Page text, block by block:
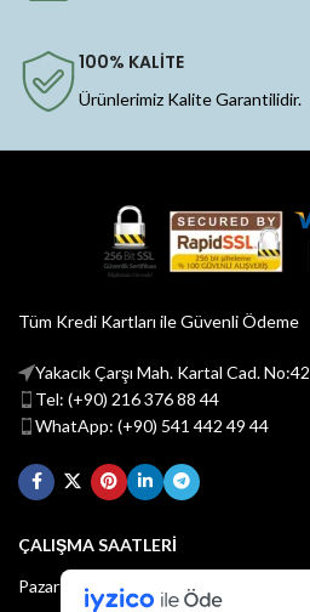
100% KALİTE
Ürünlerimiz Kalite Garantilidir.
Tüm Kredi Kartları ile Güvenli Ödeme
Yakacık Çarşı Mah. Kartal Cad. No:42
Tel: (+90) 216 376 88 44
WhatApp: (+90) 541 442 49 44
ÇALIŞMA SAATLERİ
Pazartesi - Cuma : 08:30 - 18:30